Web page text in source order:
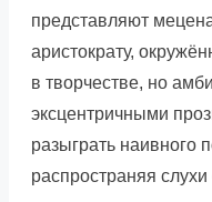
представляют
аристократу,
в творчестве, но
эксцентричными
разыграть наивного
распространяя слухи